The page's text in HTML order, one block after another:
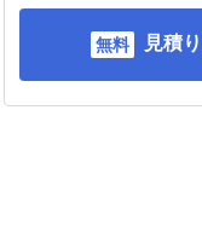
見積